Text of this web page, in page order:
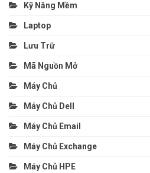
Kỹ Năng Mềm
Laptop
Lưu Trữ
Mã Nguồn Mở
Máy Chủ
Máy Chủ Dell
Máy Chủ Email
Máy Chủ Exchange
Máy Chủ HPE